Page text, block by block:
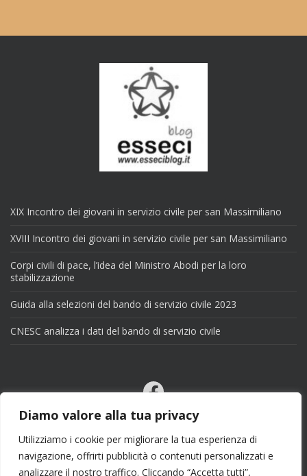
Diamo valore alla tua privacy
Utilizziamo i cookie per migliorare la tua esperienza di
navigazione, offrirti pubblicità o contenuti personalizzati e
analizzare il nostro traffico. Cliccando “Accetta tutti”,
XIX Incontro dei giovani in servizio civile per san Massimiliano
XVIII Incontro dei giovani in servizio civile per san Massimiliano
Corpi civili di pace, l’idea del Ministro Abodi per la loro
stabilizzazione
Guida alla selezioni del bando di servizio civile 2023
CNESC analizza i dati del bando di servizio civile
Facebook
Email
X